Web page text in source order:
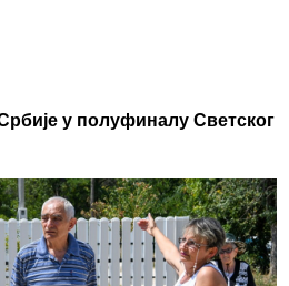
у полуфиналу Светског